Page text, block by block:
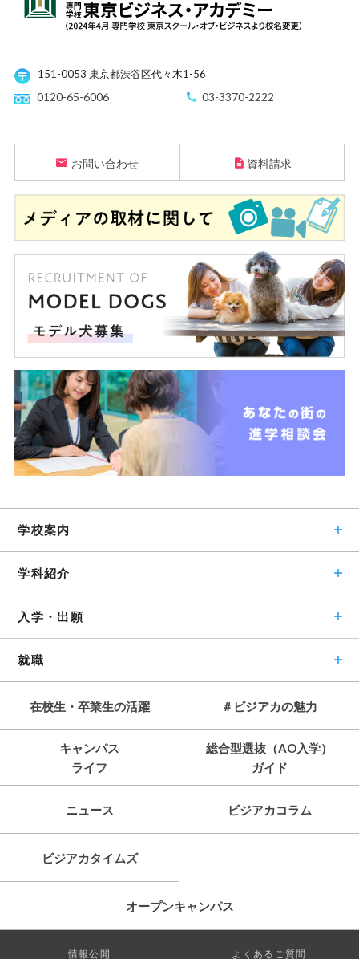
151-0053 東京都渋谷区代々木1-56
0120-65-6006 03-3370-2222
お問い合わせ 資料請求
学校案内
学科紹介
入学・出願
就職
在校生・卒業生の活躍 ＃ビジアカの魅力
キャンパス
ライフ
総合型選抜（AO入学）
ガイド
ニュース ビジアカコラム
ビジアカタイムズ
オープンキャンパス
情報公開 よくあるご質問